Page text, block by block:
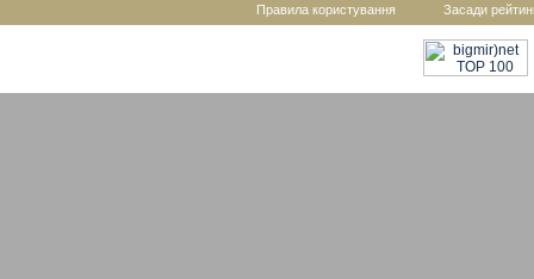
Правила користування Засади